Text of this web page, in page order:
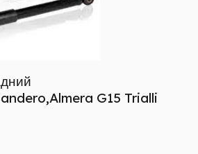
G15 Trialli